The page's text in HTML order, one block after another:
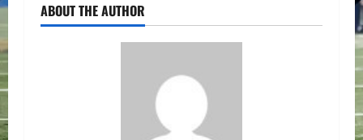
ABOUT THE AUTHOR